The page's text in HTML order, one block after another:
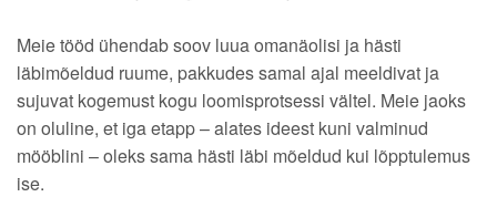
Meie tööd ühendab soov luua omanäolisi ja hästi
läbimõeldud ruume, pakkudes samal ajal meeldivat ja
sujuvat kogemust kogu loomisprotsessi vältel. Meie jaoks
on oluline, et iga etapp – alates ideest kuni valminud
mööblini – oleks sama hästi läbi mõeldud kui lõpptulemus
ise.